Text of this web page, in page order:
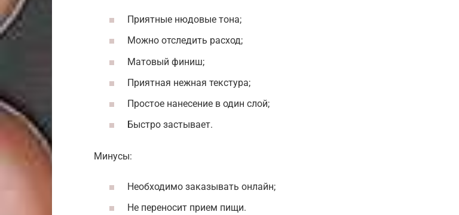
Приятные нюдовые тона;
Можно отследить расход;
Матовый финиш;
Приятная нежная текстура;
Простое нанесение в один слой;
Быстро застывает.
Минусы:
Необходимо заказывать онлайн;
Не переносит прием пищи.